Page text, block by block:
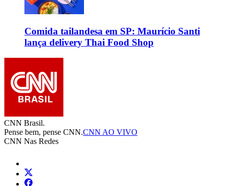
Comida tailandesa em SP: Maurício Santi
lança delivery Thai Food Shop
CNN Brasil.
Pense bem, pense CNN.CNN AO VIVO
CNN Nas Redes